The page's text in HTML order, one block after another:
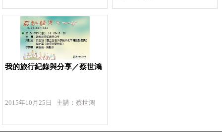
我的旅行紀錄與分享／蔡世鴻
2015年10月25日 主講：蔡世鴻